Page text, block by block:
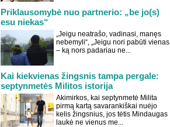
Priklausomybė nuo partnerio: „be jo(s)
esu niekas“
„Jeigu neatrašo, vadinasi, manęs
nebemyli“, „Jeigu nori pabūti vienas
– ką nors padariau ne...
Kai kiekvienas žingsnis tampa pergale:
septynmetės Militos istorija
Akimirkos, kai septynmetė Milita
pirmą kartą savarankiškai nuėjo
kelis žingsnius, jos tėtis Mindaugas
laukė ne vienus me...